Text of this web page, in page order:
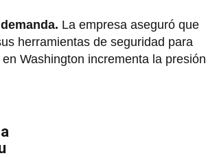
La empresa aseguró que
herramientas de seguridad para
Washington incrementa la presión